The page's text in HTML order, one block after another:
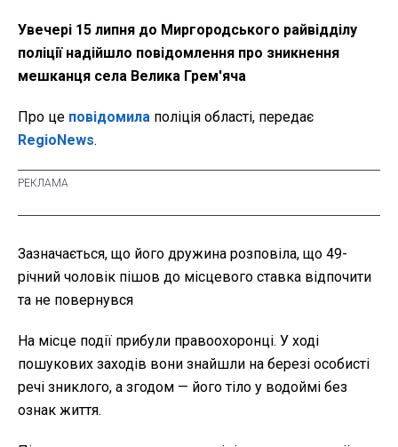
Увечері 15 липня до Миргородського райвідділу
поліції надійшло повідомлення про зникнення
мешканця села Велика Грем'яча
Про це повідомила поліція області, передає
RegioNews.
Зазначається, що його дружина розповіла, що 49-
річний чоловік пішов до місцевого ставка відпочити
та не повернувся
На місце події прибули правоохоронці. У ході
пошукових заходів вони знайшли на березі особисті
речі зниклого, а згодом — його тіло у водоймі без
ознак життя.